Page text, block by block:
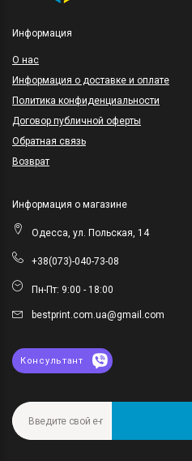
Информация
O нас
Информация о доставке и оплате
Политика конфиденциальности
Договор публичной оферты
Обратная связь
Возврат
Информация о магазине
Одесса, ул. Польская, 14
+38(073)-040-73-08
Пн-Пт: 9:00 - 18:00
bestprint.com.ua@gmail.com
Консультант